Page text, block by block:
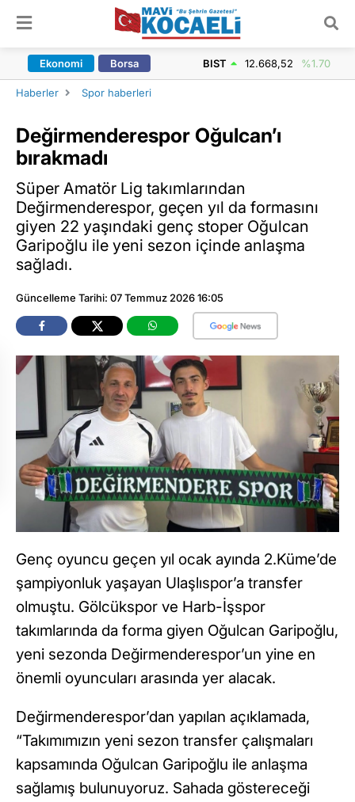
Ekonomi Borsa BIST 12.668,52 %1.70
Haberler Spor haberleri
Değirmenderespor Oğulcan’ı
bırakmadı
Süper Amatör Lig takımlarından
Değirmenderespor, geçen yıl da formasını
giyen 22 yaşındaki genç stoper Oğulcan
Garipoğlu ile yeni sezon içinde anlaşma
sağladı.
Güncelleme Tarihi: 07 Temmuz 2026 16:05
Genç oyuncu geçen yıl ocak ayında 2.Küme’de
şampiyonluk yaşayan Ulaşlıspor’a transfer
olmuştu. Gölcükspor ve Harb-İşspor
takımlarında da forma giyen Oğulcan Garipoğlu,
yeni sezonda Değirmenderespor’un yine en
önemli oyuncuları arasında yer alacak.
Değirmenderespor’dan yapılan açıklamada,
“Takımımızın yeni sezon transfer çalışmaları
kapsamında Oğulcan Garipoğlu ile anlaşma
sağlamış bulunuyoruz. Sahada göstereceği